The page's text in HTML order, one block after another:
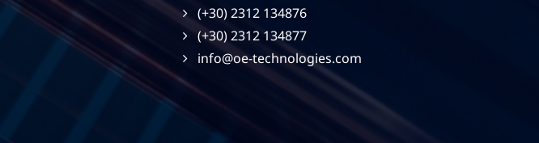
(+30) 2312 134876
(+30) 2312 134877
info@oe-technologies.com